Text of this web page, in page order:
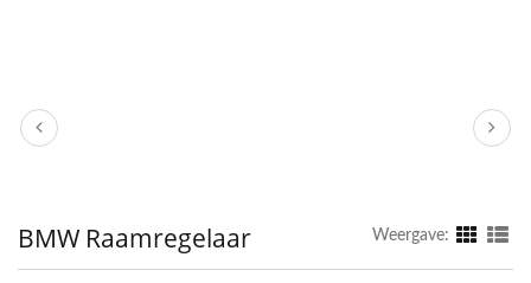
BMW Raamregelaar Weergave: